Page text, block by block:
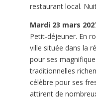
restaurant local.
Mardi 23 mars
Petit-déjeuner. En
ville située dans la
pour ses
traditionnelles
célèbre pour ses
attirent de